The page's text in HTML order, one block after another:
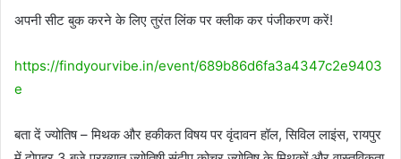
अपनी सीट बुक करने के लिए तुरंत लिंक पर क्लीक कर पंजीकरण करें!
https://findyourvibe.in/event/689b86d6fa3a4347c2e9403
e
बता दें ज्योतिष – मिथक और हकीकत विषय पर वृंदावन हॉल, सिविल लाइंस, रायपुर